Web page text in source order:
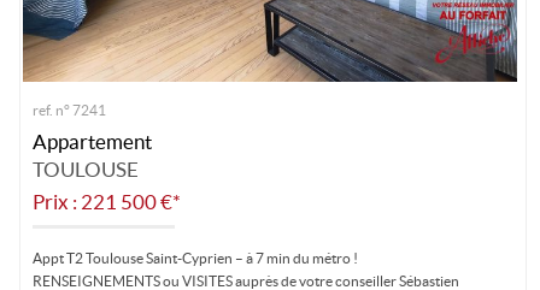
ref. n° 7241
Appartement
TOULOUSE
Prix : 221 500 €*
Appt T2 Toulouse Saint-Cyprien – à 7 min du métro !
RENSEIGNEMENTS ou VISITES auprès de votre conseiller Sébastien